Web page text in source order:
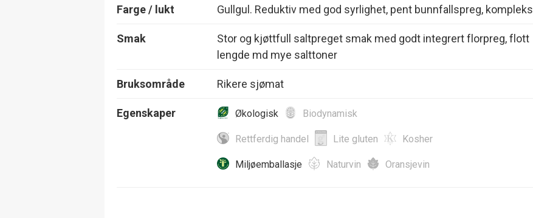
Farge / lukt Gullgul. Reduktiv med god syrlighet, pent bunnfallspreg, kompleks
Smak
Stor og kjøttfull saltpreget smak med godt integrert florpreg, flott
lengde md mye salttoner
Bruksområde Rikere sjømat
Egenskaper Økologisk Biodynamisk
Rettferdig handel Lite gluten Kosher
Miljøemballasje Naturvin Oransjevin